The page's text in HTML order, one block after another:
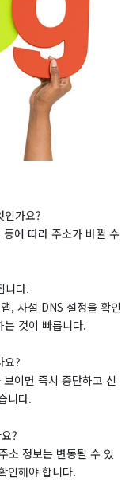
인가요?
에 따라 주소가 바뀔 수
니다.
, 사설 DNS 설정을 확인
것이 빠릅니다.
요?
이면 즉시 중단하고 신
니다.
?
소 정보는 변동될 수 있
인해야 합니다.